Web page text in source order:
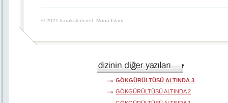
© 2021 karakalem.net, Mona İslam
GÖKGÜRÜLTÜSÜ ALTINDA 3
GÖKGÜRÜLTÜSÜ ALTINDA 2